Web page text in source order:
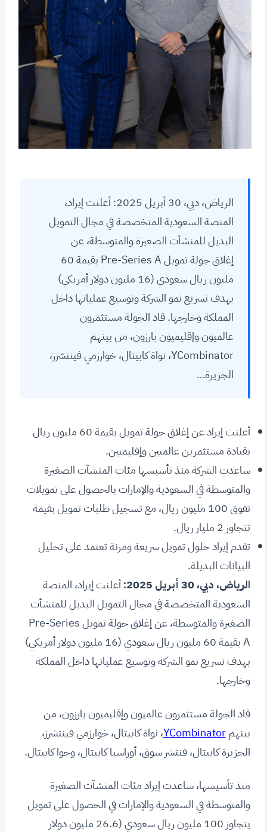
الرياض، دبي، 30 أبريل 2025: أعلنت إيراد،
المنصة السعودية المتخصصة في مجال التمويل
البديل للمنشأت الصغيرة والمتوسطة، عن
إغلاق جولة تمويل Pre-Series A بقيمة 60
مليون ريال سعودي (16 مليون دولار أمريكي)
بهدف تسريع نمو الشركة وتوسيع عملياتها داخل
المملكة وخارجها. قاد الجولة مستثمرون
عالميون وإقليميون بارزون، من بينهم
YCombinator، نواة كابيتال، خوارزمي فينتشرز،
الجزيرة…
أعلنت إيراد عن إغلاق جولة تمويل بقيمة 60 مليون ريال
بقيادة مستثمرين عالميين وإقليميين.
ساعدت الشركة منذ تأسيسها مئات المنشآت الصغيرة
والمتوسطة في السعودية والإمارات بالحصول على تمويلات
تفوق 100 مليون ريال، مع تسجيل طلبات تمويل بقيمة
تتجاوز 2 مليار ريال.
تقدم إيراد حلول تمويل سريعة ومرنة تعتمد على تحليل
البيانات البديلة.
الرياض، دبي، 30 أبريل 2025:
أعلنت إيراد، المنصة
السعودية المتخصصة في مجال التمويل البديل للمنشأت
الصغيرة والمتوسطة، عن إغلاق جولة تمويل Pre-Series
A بقيمة 60 مليون ريال سعودي (16 مليون دولار أمريكي)
بهدف تسريع نمو الشركة وتوسيع عملياتها داخل المملكة
وخارجها.
قاد الجولة مستثمرون عالميون وإقليميون بارزون، من
بينهمYCombinator، نواة كابيتال، خوارزمي فينتشرز،
الجزيرة كابيتال، فنتشر سوق، أوراسيا كابيتال، وجوا كابيتال.
منذ تأسيسها، ساعدت إيراد مئات المنشآت الصغيرة
والمتوسطة في السعودية والإمارات في الحصول على تمويل
يتجاوز 100 مليون ريال سعودي (26.6 مليون دولار